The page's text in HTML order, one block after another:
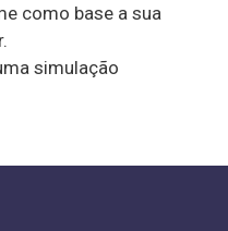
como base a sua
simulação